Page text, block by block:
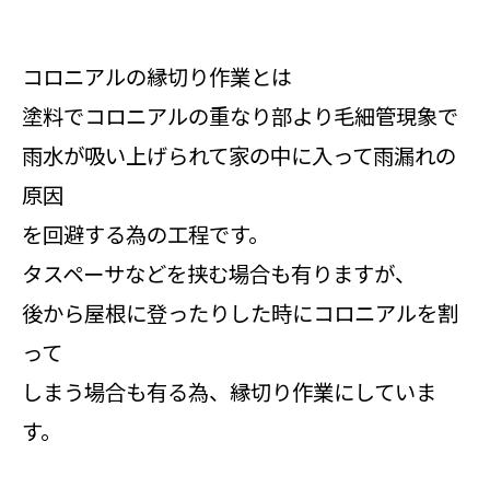
コロニアルの縁切り作業とは
塗料でコロニアルの重なり部より毛細管現象で
雨水が吸い上げられて家の中に入って雨漏れの
原因
を回避する為の工程です。
タスペーサなどを挟む場合も有りますが、
後から屋根に登ったりした時にコロニアルを割
って
しまう場合も有る為、縁切り作業にしていま
す。